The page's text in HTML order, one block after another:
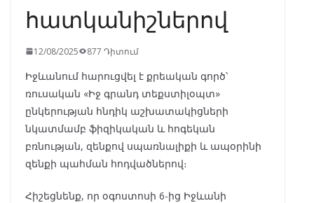
հատկանիշներով
12/08/2025 877 Դիտում
Իջևանում հարուցվել է քրեական գործ՝
ռուսական «Իջ գրանդ տեքստիլօպտ»
ընկերության հնդիկ աշխատակիցների
նկատմամբ ֆիզիկական և հոգեկան
բռնության, զենքով սպառնալիքի և ապօրինի
զենքի պահման հոդվածներով։
Հիշեցնենք, որ օգոստոսի 6-ից Իջևանի